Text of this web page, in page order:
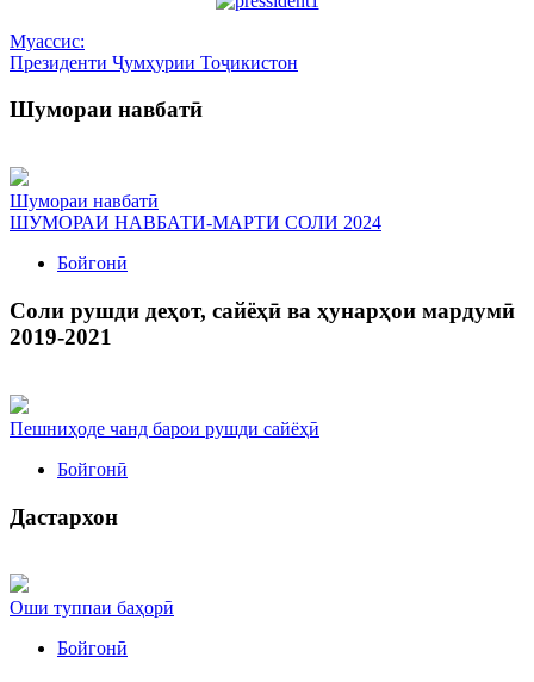
Муассис:
Президенти Ҷумҳурии Тоҷикистон
Шумораи навбатӣ
Шумораи навбатӣ
ШУМОРАИ НАВБАТИ-МАРТИ СОЛИ 2024
Бойгонӣ
Соли рушди деҳот, сайёҳӣ ва ҳунарҳои мардумӣ
2019-2021
Пешниҳоде чанд барои рушди сайёҳӣ
Бойгонӣ
Дастархон
Оши туппаи баҳорӣ
Бойгонӣ